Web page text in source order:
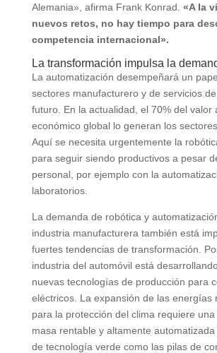
Alemania», afirma Frank Konrad. «A la
nuevos retos, no hay tiempo para
competencia internacional».
La transformación impulsa la
La automatización desempeñará un
sectores manufacturero y de servicios
futuro. En la actualidad, el 70% del valor
económico global lo generan los
Aquí se necesita urgentemente la
para seguir siendo productivos a pesar
personal, por ejemplo con la
laboratorios.
La demanda de robótica y
industria manufacturera también está
fuertes tendencias de transformación.
industria del automóvil está
nuevas tecnologías de producción para
eléctricos. La expansión de las energías
para la protección del clima requiere
masa rentable y altamente
de tecnología verde como las pilas de